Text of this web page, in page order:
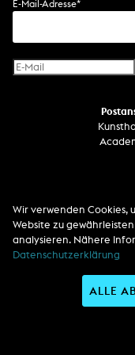
Virtual Reality
Internet-Fernsehen
Computergrafik
Computerinstallation
Text
E-Mail-Adresse*
Zentrale /
Wachdienst / Security
Wir verwenden Cookies,
Website zu
analysieren. Nähere
Datenschutzerklärung
ALLE